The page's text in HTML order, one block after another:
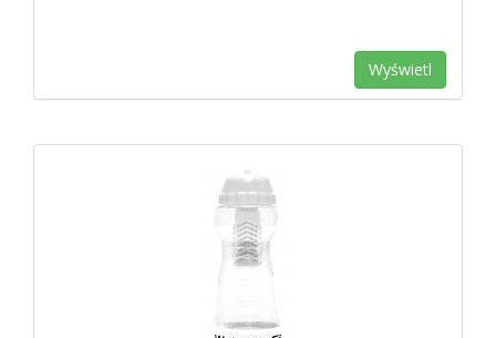
Wyświetl